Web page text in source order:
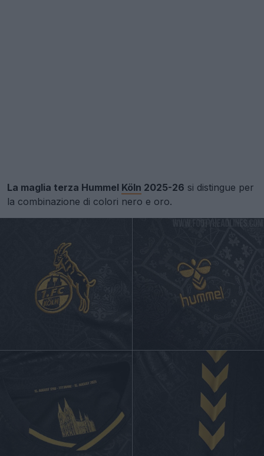
La maglia terza Hummel Köln 2025-26 si distingue per
la combinazione di colori nero e oro.